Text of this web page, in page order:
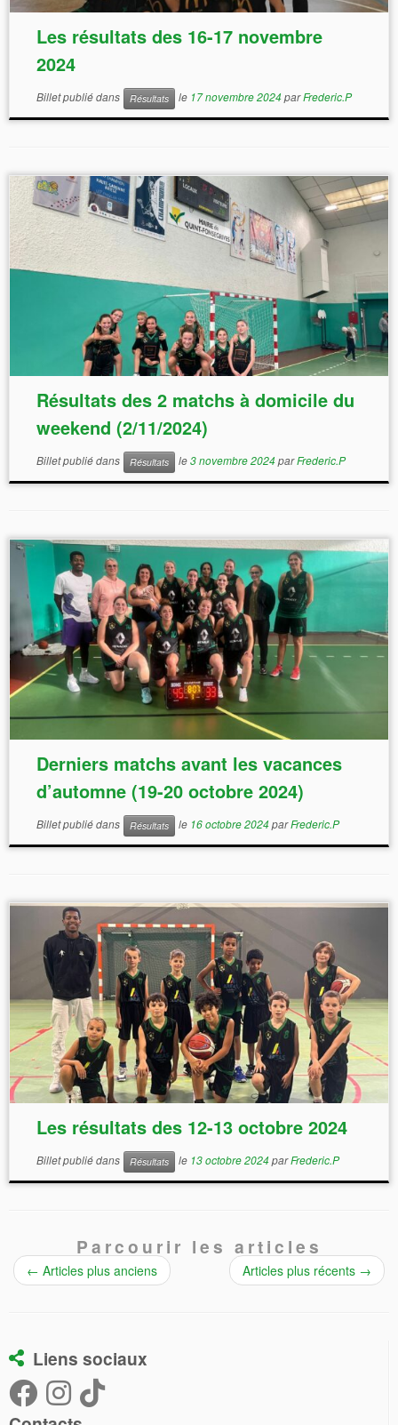
Les résultats des 16-17 novembre
2024
Billet publié dans Résultats le 17 novembre 2024parFrederic.P
Résultats des 2 matchs à domicile du
weekend (2/11/2024)
Billet publié dans Résultats le3 novembre 2024parFrederic.P
Derniers matchs avant les vacances
d’automne (19-20 octobre 2024)
Billet publié dans Résultats le 16 octobre 2024parFrederic.P
Les résultats des 12-13 octobre 2024
Billet publié dans Résultats le 13 octobre 2024parFrederic.P
Parcourir les articles
← Articles plus anciens Articles plus récents →
Liens sociaux